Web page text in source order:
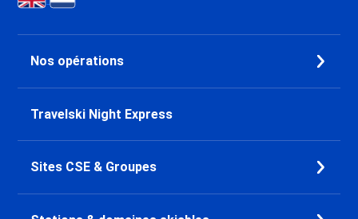
Nos opérations
Travelski Night Express
Sites CSE & Groupes